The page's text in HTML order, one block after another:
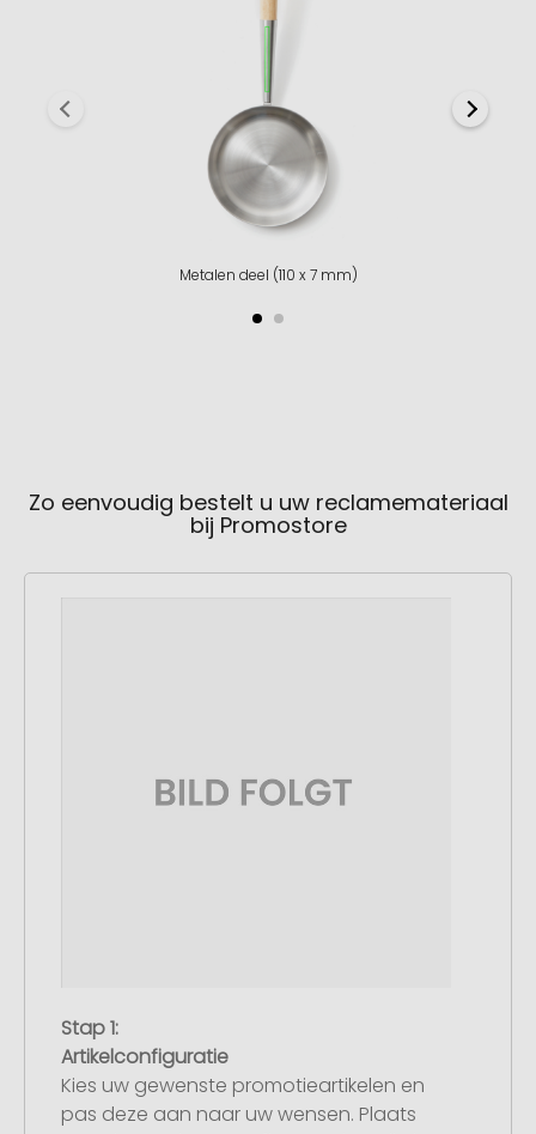
Metalen deel (110 x 7 mm)
Zo eenvoudig bestelt u uw reclamemateriaal
bij Promostore
Stap 1:
Artikelconfiguratie
Kies uw gewenste promotieartikelen en
pas deze aan naar uw wensen. Plaats